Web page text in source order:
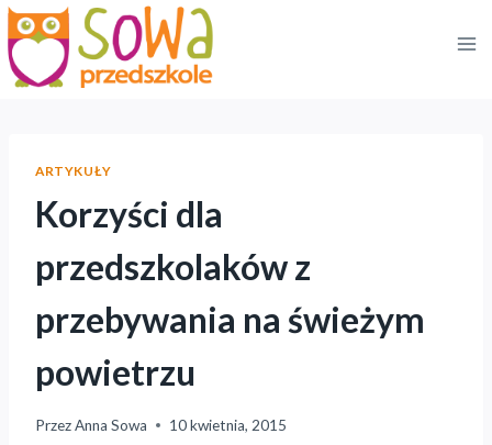
Przejdź
do
treści
ARTYKUŁY
Korzyści dla
przedszkolaków z
przebywania na świeżym
powietrzu
PrzezAnna Sowa 10 kwietnia, 2015